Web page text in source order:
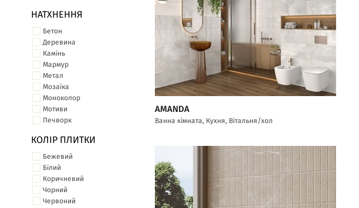
НАТХНЕННЯ
Бетон
Деревина
Камінь
Мармур
Метал
Мозаїка
Моноколор
Мотиви
Печворк
КОЛІР ПЛИТКИ
Бежевий
Білий
Коричневий
Чорний
Червоний
AMANDA
Ванна кімната, Кухня, Вітальня/хол